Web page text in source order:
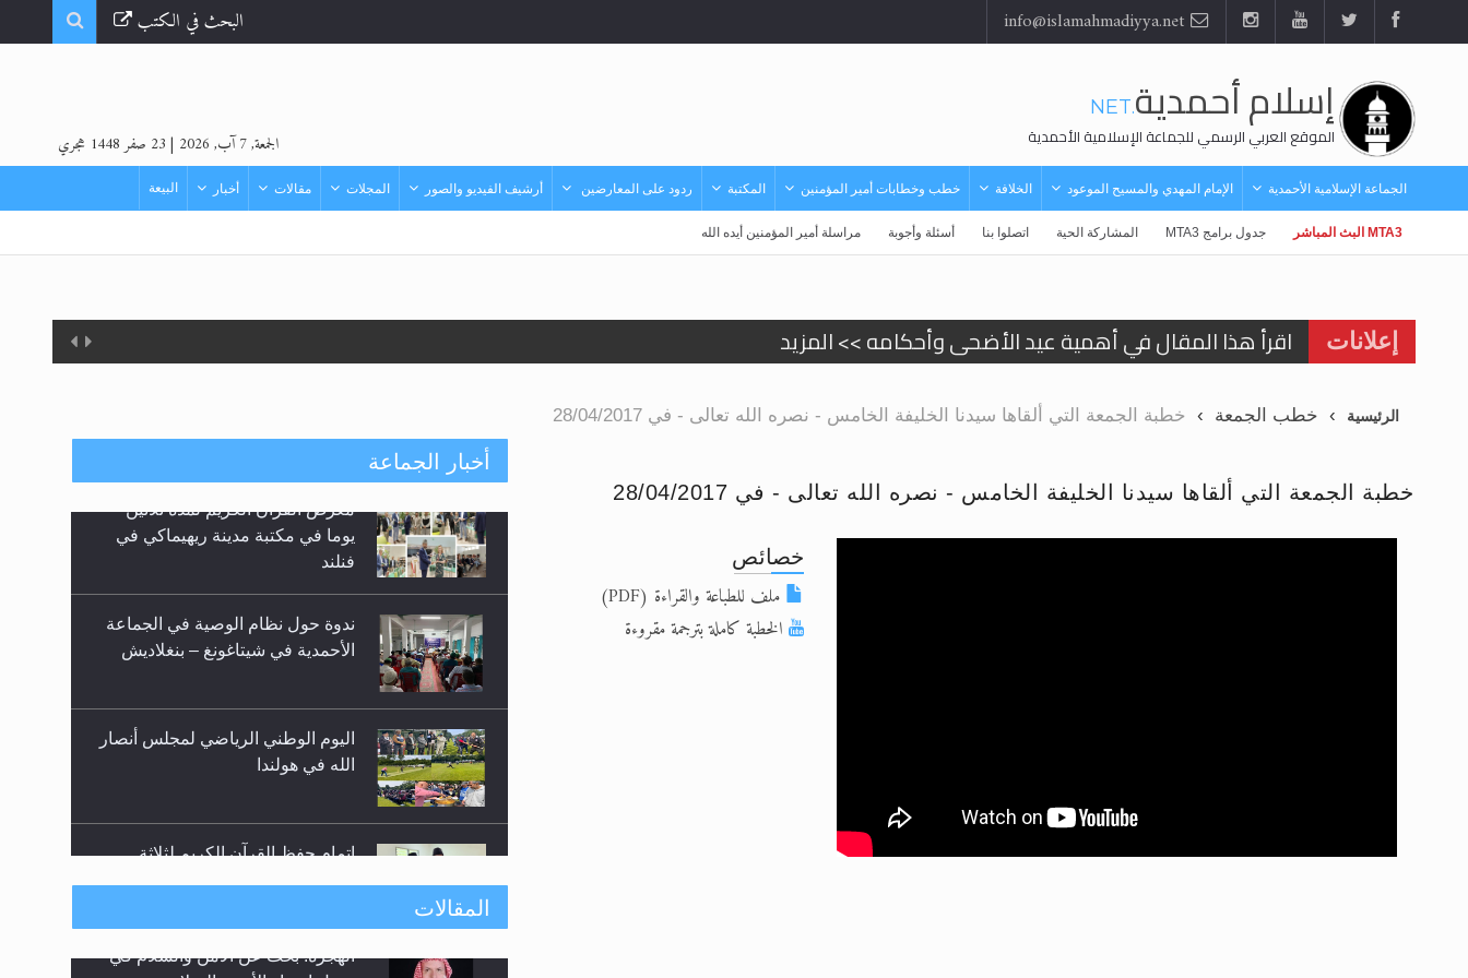
البحث في الكتب
إسلام أحمدية.NET
الموقع العربي الرسمي للجماعة الإسلامية الأحمدية الجمعة, 7 آب, 2026 | 23 صفر 1448 هجري
الجماعة الإسلامية الأحمدية الإمام المهدي والمسيح الموعود الخلافة خطب وخطابات أمير المؤمنين المكتبة ردود على المعارضين أرشيف الفيديو والصور المجلات مقالات أخبار البيعة
MTA3 البث المباشر جدول برامج MTA3 المشاركة الحية اتصلوا بنا أسئلة وأجوبة مراسلة أمير المؤمنين أيده الله
إعلانات
اقرأ هذا المقال في أهمية عيد الأضحى وأحكامه >> المزيد
تعميم هامّ لأفراد الجماعة >> المزيد
تعميم هامّ لأفراد الجماعة >> المزيد
إعلان هامّ بخصوص الرسائل المرسلة إلى حضرة امير المؤمنين أيده الله والمكتب العربي >> المزيد
للانتقال إلى كافة الردود على القمص زكريا يطرس وأعداء الإسلام اضغط هنا >> المزيد
اقرأ هذا الكتاب وتعرّف على حقيقة الإسراء والمعراج >> المزيد
الرئيسية خطب الجمعة خطبة الجمعة التي ألقاها سيدنا الخليفة الخامس - نصره الله تعالى - في 28/04/2017
خطبة الجمعة التي ألقاها سيدنا الخليفة الخامس - نصره الله تعالى - في 28/04/2017
خصائص
ملف للطباعة والقراءة (PDF)
الخطبة كاملة بترجمة مقروءة
أخبار الجماعة
ندوة حول نظام الوصية في الجماعة
الأحمدية في شيتاغونغ – بنغلاديش
اليوم الوطني الرياضي لمجلس أنصار
إتمام حفظ القرآن الكريم لثلاثة
حفل توزيع الشهادات في الجامعة
المقالات